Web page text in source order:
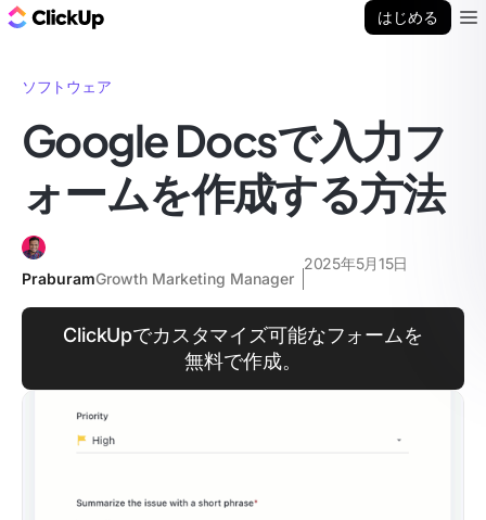
はじめる
ソフトウェア
Google Docsで入力フ
ォームを作成する方法
PraburamGrowth Marketing Manager
2025年5月15日
ClickUpでカスタマイズ可能なフォームを
無料で作成。